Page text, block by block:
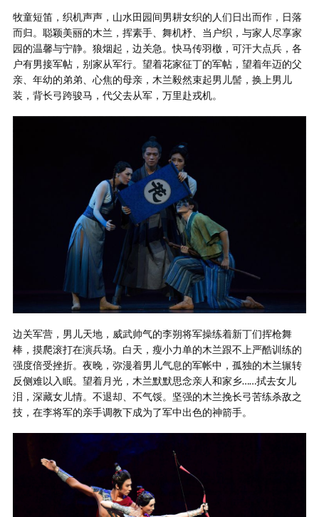
牧童短笛，织机声声，山水田园间男耕女织的人们日出而作，日落
而归。聪颖美丽的木兰，挥素手、舞机杼、当户织，与家人尽享家
园的温馨与宁静。狼烟起，边关急。快马传羽檄，可汗大点兵，各
户有男接军帖，别家从军行。望着花家征丁的军帖，望着年迈的父
亲、年幼的弟弟、心焦的母亲，木兰毅然束起男儿髻，换上男儿
装，背长弓跨骏马，代父去从军，万里赴戎机。
边关军营，男儿天地，威武帅气的李朔将军操练着新丁们挥枪舞
棒，摸爬滚打在演兵场。白天，瘦小力单的木兰跟不上严酷训练的
强度倍受挫折。夜晚，弥漫着男儿气息的军帐中，孤独的木兰辗转
反侧难以入眠。望着月光，木兰默默思念亲人和家乡……拭去女儿
泪，深藏女儿情。不退却、不气馁。坚强的木兰挽长弓苦练杀敌之
技，在李将军的亲手调教下成为了军中出色的神箭手。